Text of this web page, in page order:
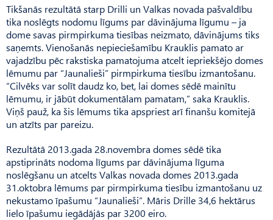
Tikšanās rezultātā starp Drilli un Valkas novada pašvaldību
tika noslēgts nodomu līgums par dāvinājuma līgumu – ja
dome savas pirmpirkuma tiesības neizmato, dāvinājums tiks
saņemts. Vienošanās nepieciešamību Krauklis pamato ar
vajadzību pēc rakstiska pamatojuma atcelt iepriekšējo domes
lēmumu par “Jaunalieši” pirmpirkuma tiesību izmantošanu.
“Cilvēks var solīt daudz ko, bet, lai domes sēdē mainītu
lēmumu, ir jābūt dokumentālam pamatam,” saka Krauklis.
Viņš pauž, ka šis lēmums tika apspriest arī finanšu komitejā
un atzīts par pareizu.
Rezultātā 2013.gada 28.novembra domes sēdē tika
apstiprināts nodoma līgums par dāvinājuma līguma
noslēgšanu un atcelts Valkas novada domes 2013.gada
31.oktobra lēmums par pirmpirkuma tiesību izmantošanu uz
nekustamo īpašumu “Jaunalieši”. Māris Drille 34,6 hektārus
lielo īpašumu iegādājās par 3200 eiro.